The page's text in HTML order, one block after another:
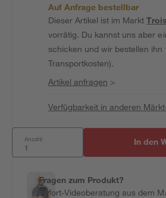
Auf Anfrage bestellbar
Dieser Artikel ist im Markt
vorrätig. Du kannst uns aber
schicken und wir bestellen ihn
Transportkosten).
Artikel anfragen >
Verfügbarkeit in anderen
Anzahl: In den
Fragen zum Produkt?
Sofort-Videoberatung aus dem